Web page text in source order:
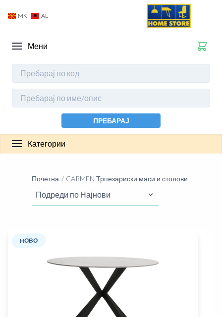
MK AL
Мени
ПРЕБАРАЈ
Категории
Почетна CARMEN Трпезариски маси и столови
НОВО